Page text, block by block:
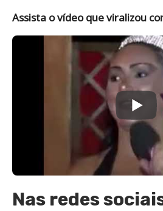
Assista o vídeo que viralizou
Nas redes